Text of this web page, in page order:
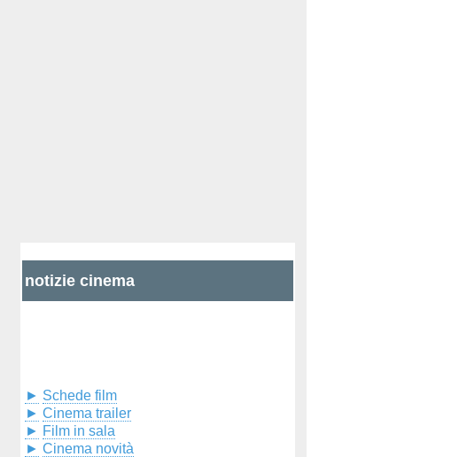
notizie cinema
► Schede film
► Cinema trailer
► Film in sala
► Cinema novità